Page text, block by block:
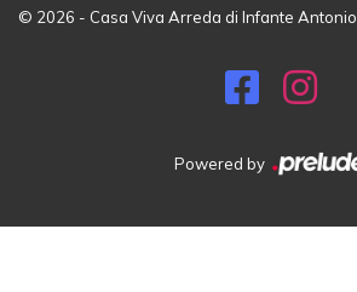
© 2026 - Casa Viva Arreda di Infante Antonio
Powered by